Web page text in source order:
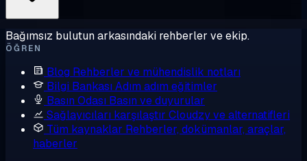
Bağımsız bulutun arkasındaki rehberler ve ekip.
ÖĞREN
Blog Rehberler ve mühendislik notları
Bilgi Bankası Adım adım eğitimler
Basın Odası Basın ve duyurular
Sağlayıcıları karşılaştır Cloudzy ve alternatifleri
Tüm kaynaklar Rehberler, dokümanlar, araçlar,
haberler